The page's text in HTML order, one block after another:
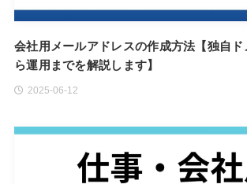
会社用メールアドレスの作成方法【独自
ら運用までを解説します】
2025-06-12